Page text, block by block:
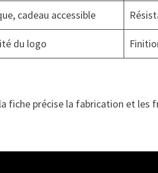
cadeau accessible
du logo
fiche précise la fabrication et les